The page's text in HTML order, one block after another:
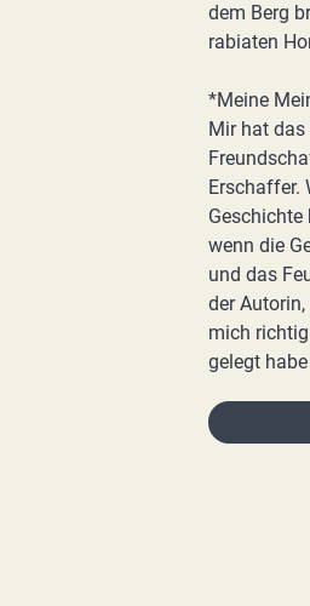
dem Berg
rabiaten
*Meine
Mir hat das
Erschaffer.
wenn die
und das
der
mich
gelegt